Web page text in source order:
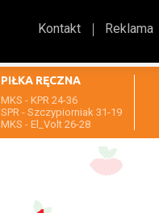
Kontakt Reklama
PIŁKA RĘCZNA
MKS - KPR 24-36
SPR - Szczypiorniak 31-19
MKS - El_Volt 26-28